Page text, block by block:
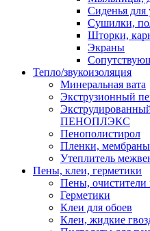
Сиденья для
Сушилки,
Шторки,
Экраны
Тепло/звукоизоляция
Минеральная вата
Экструзионный
ПЕНОПЛЭКС
Пенополистирол
Пленки, мембраны
Утеплитель
Пены, клеи, герметики
Пены,
Герметики
Клеи для обоев
Клеи, жидкие